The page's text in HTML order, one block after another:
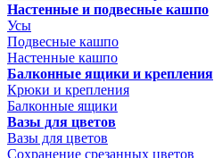
Настенные и подвесные кашпо
Усы
Подвесные кашпо
Настенные кашпо
Балконные ящики и крепления
Крюки и крепления
Балконные ящики
Вазы для цветов
Вазы для цветов
Сохранение срезанных цветов